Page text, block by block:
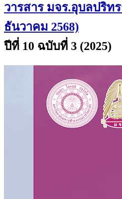
วารสาร มจร.อุบลปริท
ธันวาคม 2568)
ปีที่ 10 ฉบับที่ 3 (2025)